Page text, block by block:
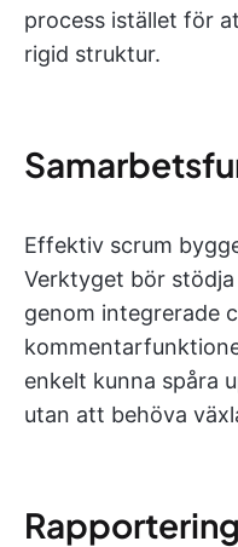
process istället för
rigid struktur.
Effektiv scrum
Verktyget bör
genom integrerade
enkelt kunna spåra
utan att behöva